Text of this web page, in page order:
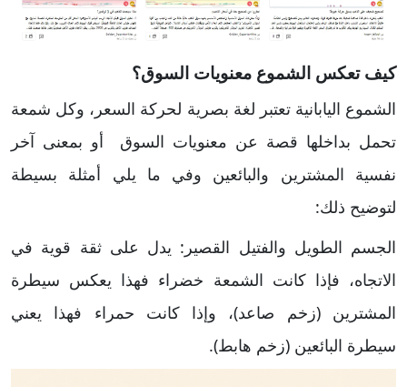
كيف تعكس الشموع معنويات السوق؟
الشموع اليابانية تعتبر لغة بصرية لحركة السعر، وكل شمعة
تحمل بداخلها قصة عن معنويات السوق أو بمعنى آخر
نفسية المشترين والبائعين وفي ما يلي أمثلة بسيطة
لتوضيح ذلك:
الجسم الطويل والفتيل القصير: يدل على ثقة قوية في
الاتجاه، فإذا كانت الشمعة خضراء فهذا يعكس سيطرة
المشترين (زخم صاعد)، وإذا كانت حمراء فهذا يعني
سيطرة البائعين (زخم هابط).